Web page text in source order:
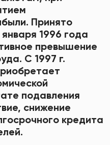
Принято
1996 года
превышение
С 1997 г.
подавления
снижение
кредита